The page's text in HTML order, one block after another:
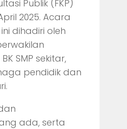
Publik (FKP)
2025. Acara
dihadiri oleh
SMP sekitar,
pendidik dan
ada, serta